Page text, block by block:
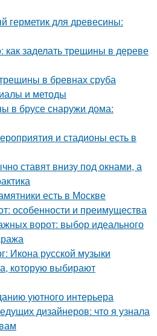
герметик для древесины:
как заделать трещины в дереве
в бревнах сруба
и методы
в брусе снаружи дома:
и стадионы есть в
ставят внизу под окнами, а
есть в Москве
особенности и преимущества
ворот: выбор идеального
Икона русской музыки
которую выбирают
уютного интерьера
дизайнеров: что я узнала